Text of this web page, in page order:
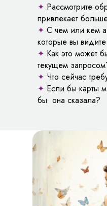
✦ Рассмотрите
привлекает
✦ С чем или кем
которые вы
✦ Как это может
текущем
✦ Что сейчас
✦ Если бы карты
бы она сказала?